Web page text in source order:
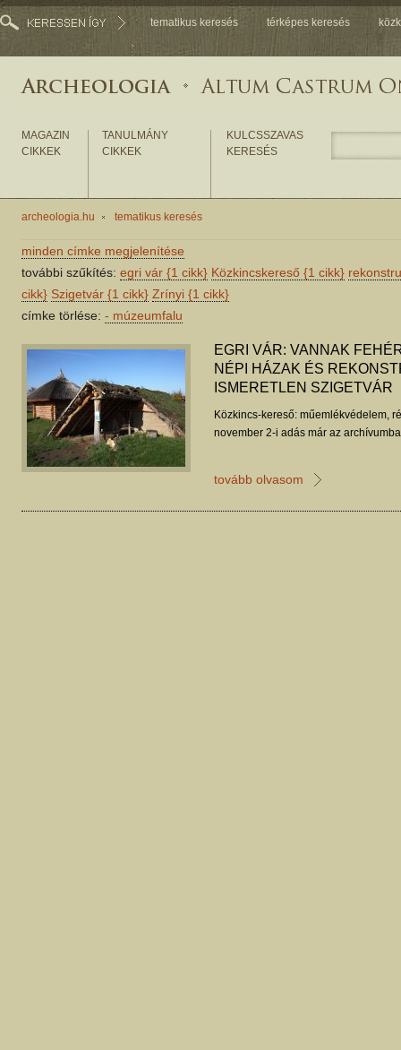
tematikus keresés térképes keresés
MAGAZIN
CIKKEK
TANULMÁNY
CIKKEK
KULCSSZAVAS
KERESÉS
archeologia.hu tematikus keresés
minden címke megjelenítése
további szűkítés: egri vár {1 cikk} Közkincskereső {1 cikk}
cikk} Szigetvár {1 cikk} Zrínyi {1 cikk}
címke törlése: - múzeumfalu
EGRI VÁR: VANNAK
NÉPI HÁZAK ÉS
ISMERETLEN SZIGETVÁR
Közkincs-kereső: műemlékvédelem,
november 2-i adás már az
tovább olvasom